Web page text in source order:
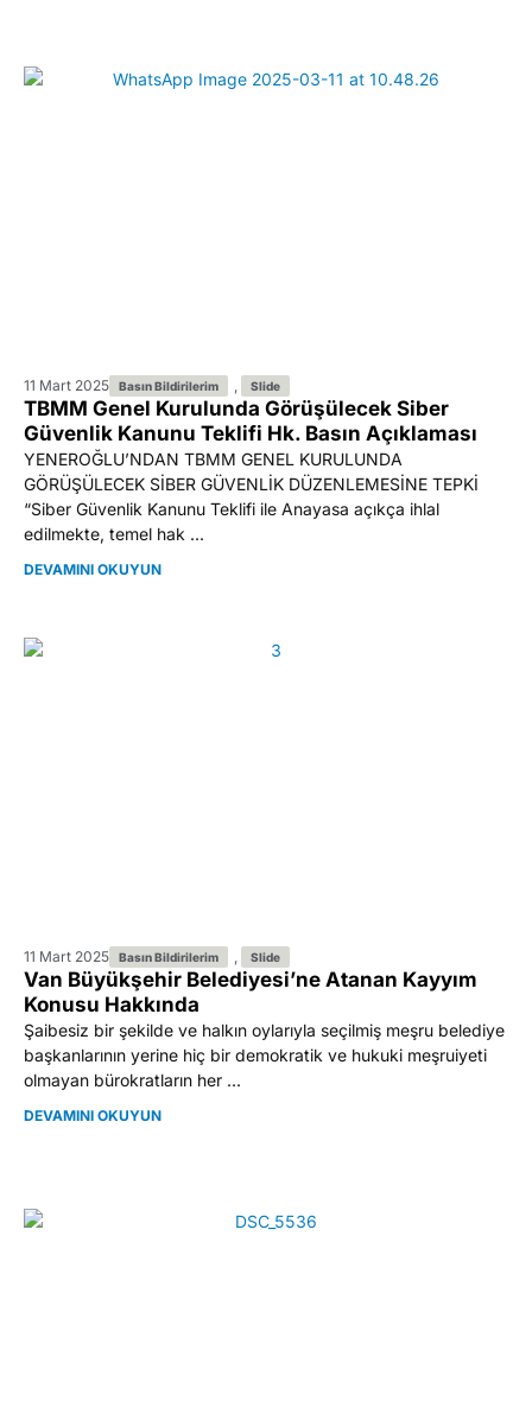
11 Mart 2025 Basın Bildirilerim Slide
TBMM Genel Kurulunda Görüşülecek Siber
Güvenlik Kanunu Teklifi Hk. Basın Açıklaması
YENEROĞLU’NDAN TBMM GENEL KURULUNDA
GÖRÜŞÜLECEK SİBER GÜVENLİK DÜZENLEMESİNE TEPKİ
“Siber Güvenlik Kanunu Teklifi ile Anayasa açıkça ihlal
edilmekte, temel hak ...
DEVAMINI OKUYUN
11 Mart 2025 Basın Bildirilerim Slide
Van Büyükşehir Belediyesi’ne Atanan Kayyım
Konusu Hakkında
Şaibesiz bir şekilde ve halkın oylarıyla seçilmiş meşru belediye
başkanlarının yerine hiç bir demokratik ve hukuki meşruiyeti
olmayan bürokratların her ...
DEVAMINI OKUYUN